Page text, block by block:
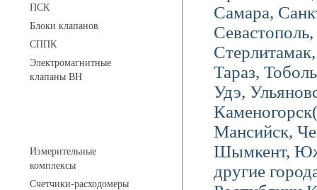
ПСК
Блоки клапанов
СППК
Электромагнитные
клапаны ВН
Измерительные
комплексы
Счетчики-расходомеры
Самара,
Тараз,
Удэ,
Мансийск,
Шымкент,
другие